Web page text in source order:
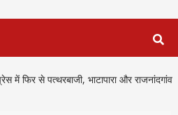
में फिर से पत्थरबाजी, भाटापारा और राजनांदगांव